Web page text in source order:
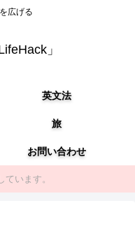
広げる
」
英文法
旅
お問い合わせ
います。